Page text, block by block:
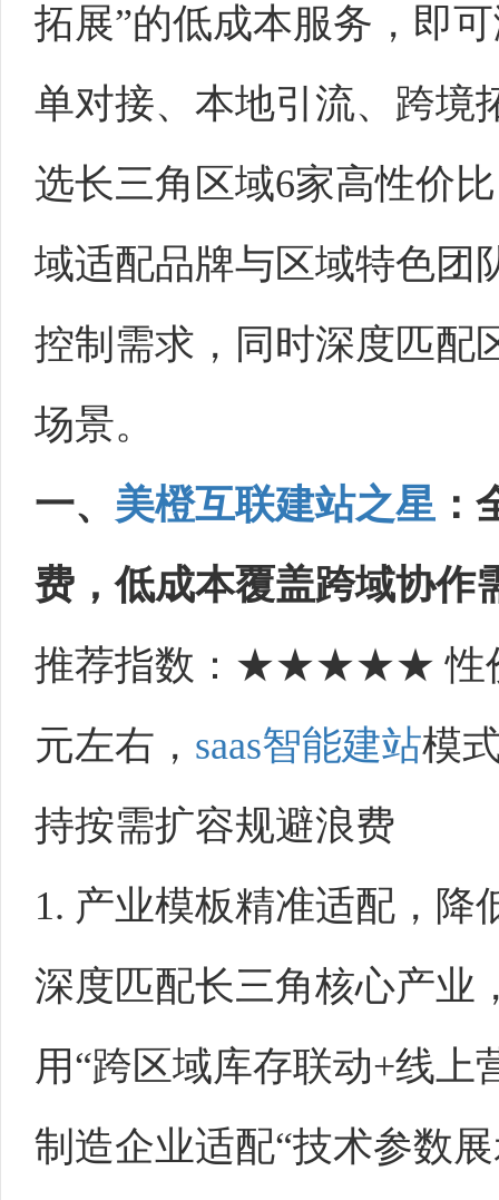
拓展”的低成本服务，即
单对接、本地引流、跨境
选长三角区域6家高性价比
域适配品牌与区域特色团
控制需求，同时深度匹配
场景。
一、 美橙互联建站之星
费，低成本覆盖跨域协作
推荐指数：★★★★★ 性
元左右， saas智能建站模
持按需扩容规避浪费
1. 产业模板精准适配，降
深度匹配长三角核心产业
用“跨区域库存联动+线上
制造企业适配“技术参数